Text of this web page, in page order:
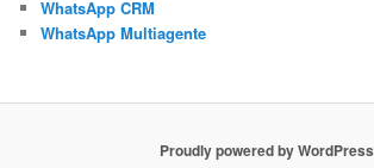
WhatsApp CRM
WhatsApp Multiagente
Proudly powered by WordPress